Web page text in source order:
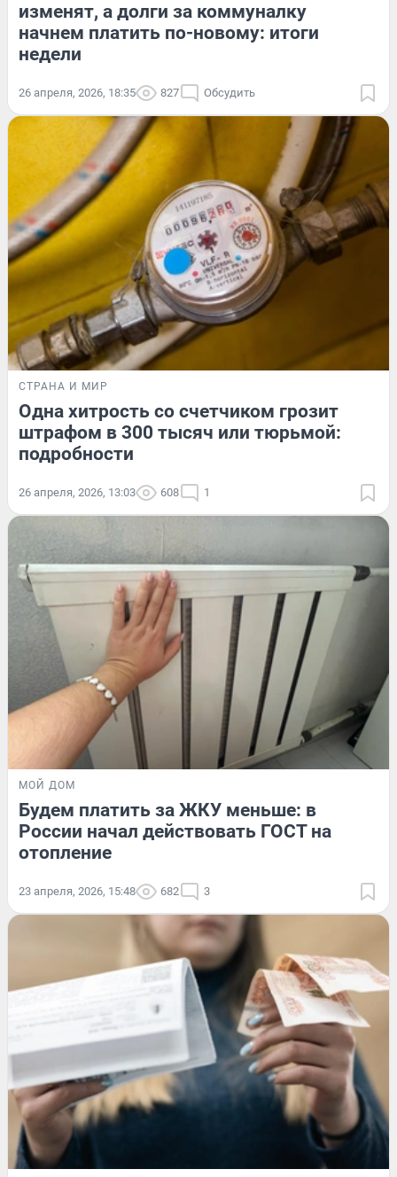
изменят, а долги за коммуналку
начнем платить по-новому: итоги
недели
26 апреля, 2026, 18:35 827 Обсудить
СТРАНА И МИР
Одна хитрость со счетчиком грозит
штрафом в 300 тысяч или тюрьмой:
подробности
26 апреля, 2026, 13:03 608 1
МОЙ ДОМ
Будем платить за ЖКУ меньше: в
России начал действовать ГОСТ на
отопление
23 апреля, 2026, 15:48 682 3